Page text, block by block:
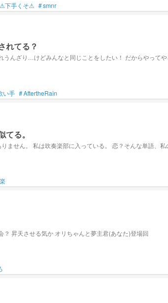
⚠下手くそ⚠ #smnr
れてる？
うんざり…けどみんなと同じことをしたい！ だからやって
い手 #AftertheRain
る。
※この小説はご本人様とは一切関係ありません。 私は吹奏楽部
あのスマイリーとなろ屋とお泊まり会？ 昇天させる気か オリちゃんと夢主君(あなた)登場回